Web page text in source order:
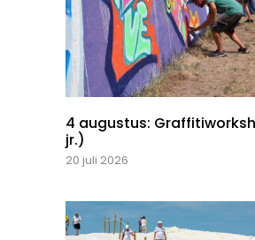
4 augustus:
jr.)
20 juli 2026